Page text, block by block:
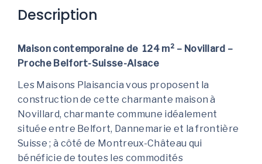
Description
Maison contemporaine de 124 m² – Novillard –
Proche Belfort-Suisse-Alsace
Les Maisons Plaisancia vous proposent la
construction de cette charmante maison à
Novillard, charmante commune idéalement
située entre Belfort, Dannemarie et la frontière
Suisse ; à côté de Montreux-Château qui
bénéficie de toutes les commodités